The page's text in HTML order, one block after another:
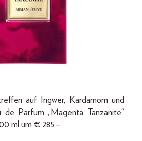
auf Ingwer, Kardamom und
Parfum „Magenta Tanzanite“
ml um € 285,–